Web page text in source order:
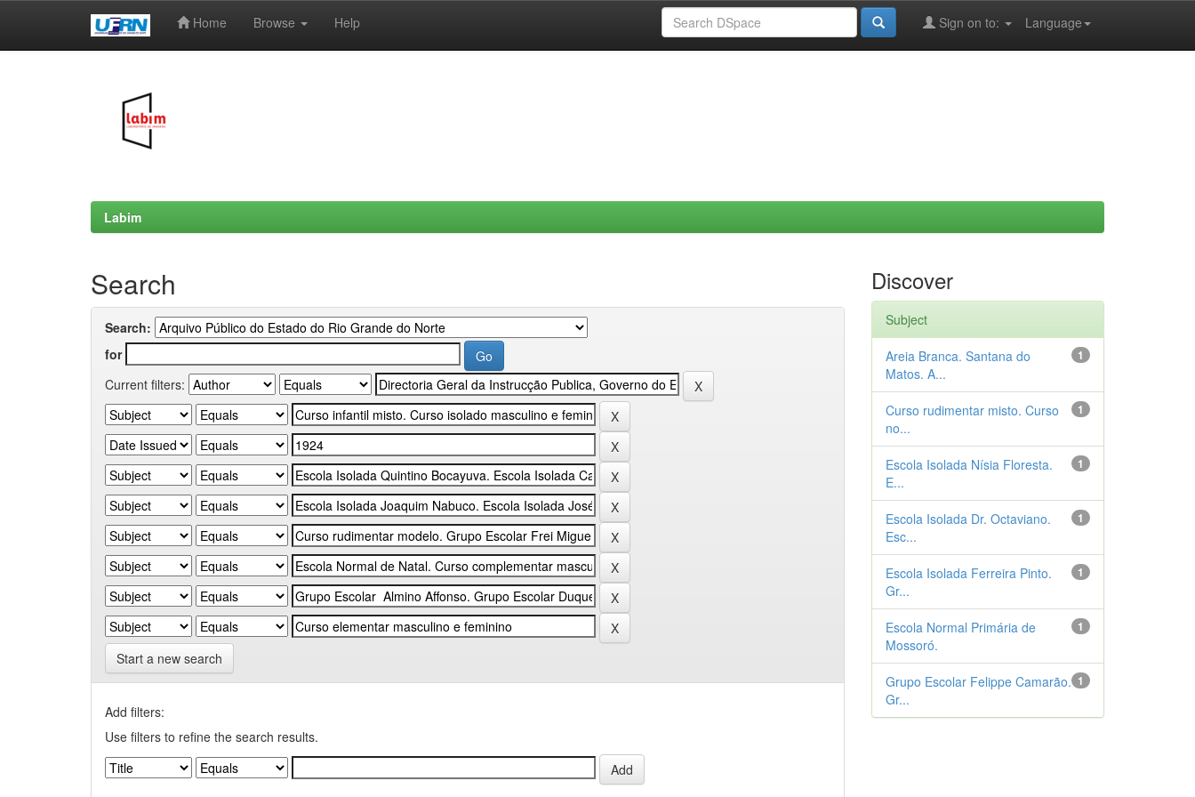
Home Browse Help Language
Sign on to:
Labim
Search
Search:
for
Current filters:
Start a new search
Add filters:
Use filters to refine the search results.
Discover
Subject
1
Areia Branca. Santana do
Matos. A...
1
Curso rudimentar misto. Curso
no...
1
Escola Isolada Nísia Floresta.
E...
1
Escola Isolada Dr. Octaviano.
Esc...
1
Escola Isolada Ferreira Pinto.
Gr...
1
Escola Normal Primária de
Mossoró.
1
Grupo Escolar Felippe Camarão.
Gr...